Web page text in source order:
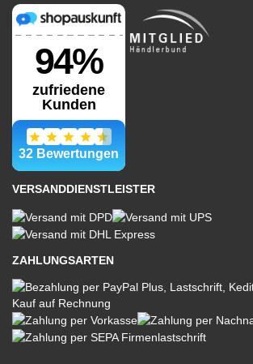
VERSANDDIENSTLEISTER
ZAHLUNGSARTEN